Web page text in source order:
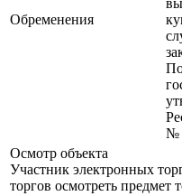
Обременения
№
Осмотр объекта
Участник электронных
торгов осмотреть предмет